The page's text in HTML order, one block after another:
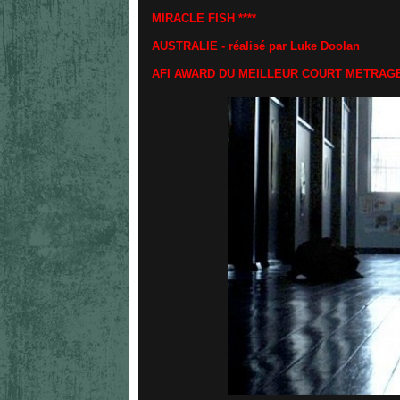
MIRACLE FISH ****
AUSTRALIE - réalisé par Luke Doolan
AFI AWARD DU MEILLEUR COURT